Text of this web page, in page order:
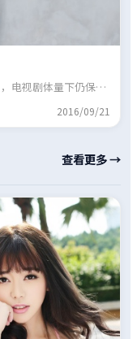
电视剧体量下仍保留
2016/09/21
查看更多 →